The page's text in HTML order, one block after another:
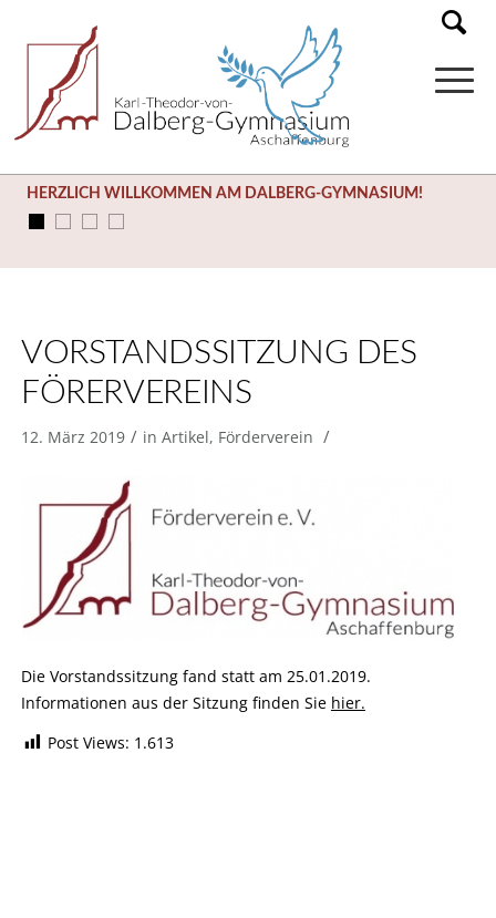
HERZLICH WILLKOMMEN AM DALBERG-GYMNASIUM!
VORSTANDSSITZUNG DES
FÖRERVEREINS
12. März 2019 / in Artikel, Förderverein /
Die Vorstandssitzung fand statt am 25.01.2019.
Informationen aus der Sitzung finden Sie hier.
Post Views: 1.613